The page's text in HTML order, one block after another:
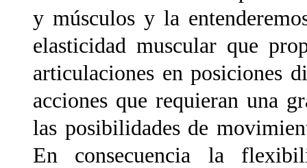
y músculos y la
elasticidad muscular que
articulaciones en posiciones
acciones que requieran una
las posibilidades de
En consecuencia la